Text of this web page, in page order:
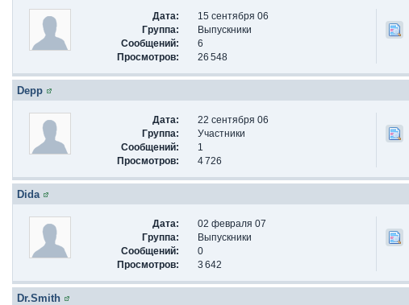
Дата:
15 сентября 06
Группа:
Выпускники
Сообщений:
6
Просмотров:
26 548
Depp
Дата:
22 сентября 06
Группа:
Участники
Сообщений:
1
Просмотров:
4 726
Dida
Дата:
02 февраля 07
Группа:
Выпускники
Сообщений:
0
Просмотров:
3 642
Dr.Smith